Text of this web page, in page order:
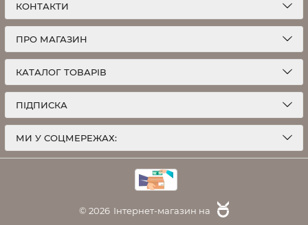
КОНТАКТИ
ПРО МАГАЗИН
КАТАЛОГ ТОВАРІВ
ПІДПИСКА
МИ У СОЦМЕРЕЖАХ:
© 2026 Інтернет-магазин на